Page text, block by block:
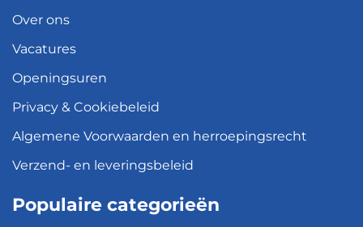
Over ons
Vacatures
Openingsuren
Privacy & Cookiebeleid
Algemene Voorwaarden en herroepingsrecht
Verzend- en leveringsbeleid
Populaire categorieën